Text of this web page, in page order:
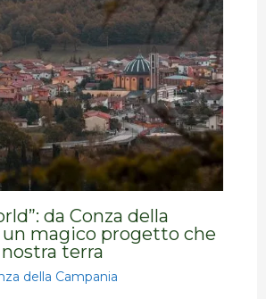
da Conza della
un magico progetto che
terra
della Campania